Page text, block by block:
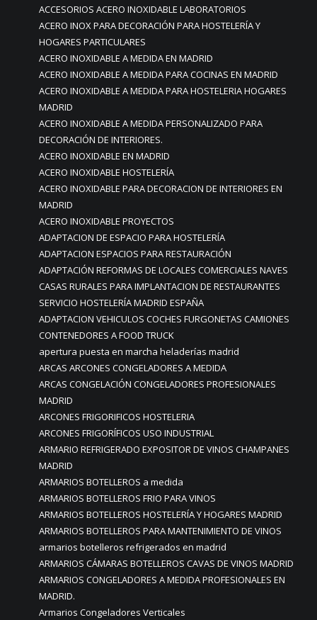
ACCESORIOS ACERO INOXIDABLE LABORATORIOS
ACERO INOX PARA DECORACIÓN PARA HOSTELERÍA Y
HOGARES PARTICULARES
ACERO INOXIDABLE A MEDIDA EN MADRID
ACERO INOXIDABLE A MEDIDA PARA COCINAS EN MADRID
ACERO INOXIDABLE A MEDIDA PARA HOSTELERIA HOGARES
MADRID
ACERO INOXIDABLE A MEDIDA PERSONALIZADO PARA
DECORACIÓN DE INTERIORES.
ACERO INOXIDABLE EN MADRID
ACERO INOXIDABLE HOSTELERÍA
ACERO INOXIDABLE PARA DECORACION DE INTERIORES EN
MADRID
ACERO INOXIDABLE PROYECTOS
ADAPTACION DE ESPACIO PARA HOSTELERÍA
ADAPTACION ESPACIOS PARA RESTAURACIÓN
ADAPTACIÓN REFORMAS DE LOCALES COMERCIALES NAVES
CASAS RURALES PARA IMPLANTACION DE RESTAURANTES
SERVICIO HOSTELERÍA MADRID ESPAÑA
ADAPTACION VEHICULOS COCHES FURGONETAS CAMIONES
CONTENEDORES A FOOD TRUCK
apertura puesta en marcha heladerías madrid
ARCAS ARCONES CONGELADORES A MEDIDA
ARCAS CONGELACIÓN CONGELADORES PROFESIONALES
MADRID
ARCONES FRIGORIFICOS HOSTELERIA
ARCONES FRIGORÍFICOS USO INDUSTRIAL
ARMARIO REFRIGERADO EXPOSITOR DE VINOS CHAMPANES
MADRID
ARMARIOS BOTELLEROS a medida
ARMARIOS BOTELLEROS FRIO PARA VINOS
ARMARIOS BOTELLEROS HOSTELERÍA Y HOGARES MADRID
ARMARIOS BOTELLEROS PARA MANTENIMIENTO DE VINOS
armarios botelleros refrigerados en madrid
ARMARIOS CÁMARAS BOTELLEROS CAVAS DE VINOS MADRID
ARMARIOS CONGELADORES A MEDIDA PROFESIONALES EN
MADRID.
Armarios Congeladores Verticales